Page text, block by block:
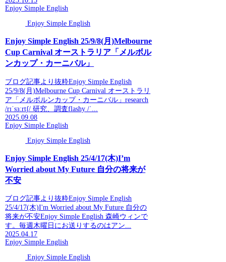
Enjoy Simple English
Enjoy Simple English
Enjoy Simple English 25/9/8(月)Melbourne
Cup Carnival オーストラリア「メルボル
ンカップ・カーニバル」
ブログ記事より抜粋Enjoy Simple English
25/9/8(月)Melbourne Cup Carnival オーストラリ
ア「メルボルンカップ・カーニバル」research
/rɪˈsɜːrtʃ/ 研究、調査flashy /ˈ...
2025.09.08
Enjoy Simple English
Enjoy Simple English
Enjoy Simple English 25/4/17(木)I’m
Worried about My Future 自分の将来が
不安
ブログ記事より抜粋Enjoy Simple English
25/4/17(木)I'm Worried about My Future 自分の
将来が不安Enjoy Simple English 森崎ウィンで
す。毎週木曜日にお送りするのはアン...
2025.04.17
Enjoy Simple English
Enjoy Simple English